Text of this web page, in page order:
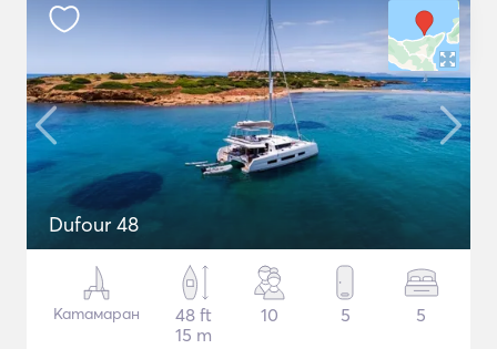
Dufour 48
Катамаран
48 ft
15 m
10 5 5